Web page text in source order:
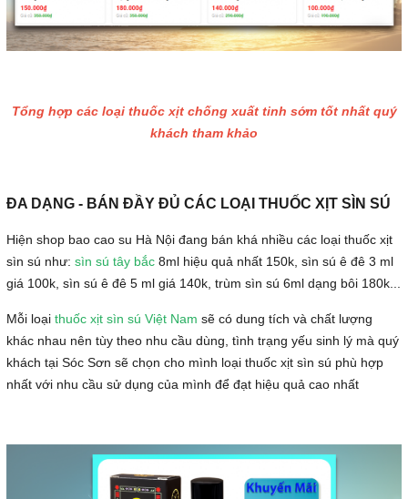
Tổng hợp các loại thuốc xịt chống xuất tinh sớm tốt nhất quý
khách tham khảo
ĐA DẠNG - BÁN ĐẦY ĐỦ CÁC LOẠI THUỐC XỊT SÌN SÚ
Hiện shop bao cao su Hà Nội đang bán khá nhiều các loại thuốc xịt
sìn sú như: sìn sú tây bắc 8ml hiệu quả nhất 150k, sìn sú ê đê 3 ml
giá 100k, sìn sú ê đê 5 ml giá 140k, trùm sìn sú 6ml dạng bôi 180k...
Mỗi loại thuốc xịt sìn sú Việt Nam sẽ có dung tích và chất lượng
khác nhau nên tùy theo nhu cầu dùng, tình trạng yếu sinh lý mà quý
khách tại Sóc Sơn sẽ chọn cho mình loại thuốc xịt sìn sú phù hợp
nhất với nhu cầu sử dụng của mình để đạt hiệu quả cao nhất